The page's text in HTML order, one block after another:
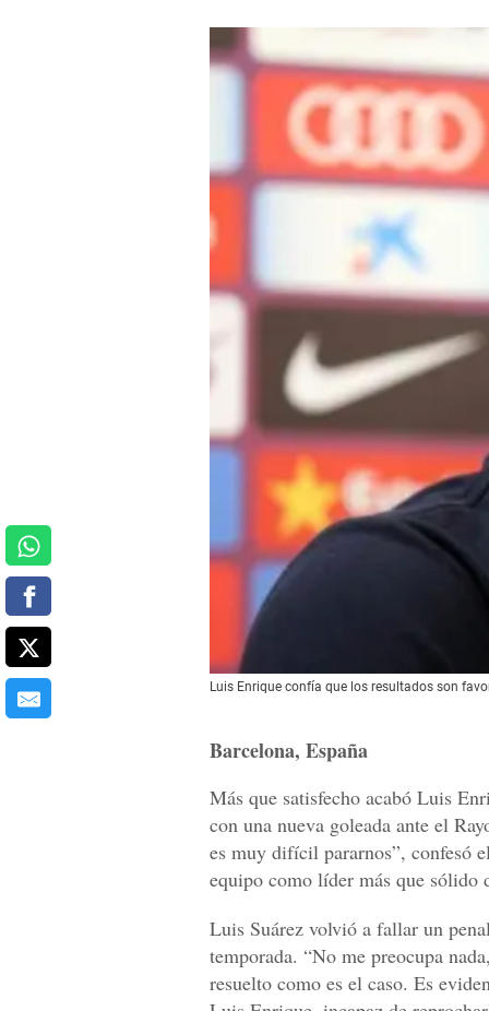
Luis Enrique confía que los resultados son
Barcelona, España
Más que satisfecho acabó Luis
con una nueva goleada ante el
es muy difícil pararnos”, confesó
equipo como líder más que sólido
Luis Suárez volvió a fallar un
temporada. “No me preocupa
resuelto como es el caso. Es